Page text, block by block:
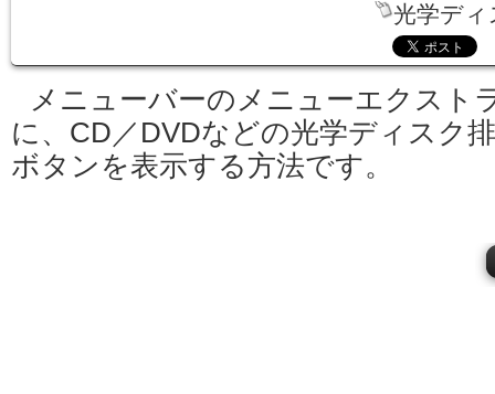
光学ディ
メニューバーのメニューエクスト
に、CD／DVDなどの光学ディスク
ボタンを表示する方法です。